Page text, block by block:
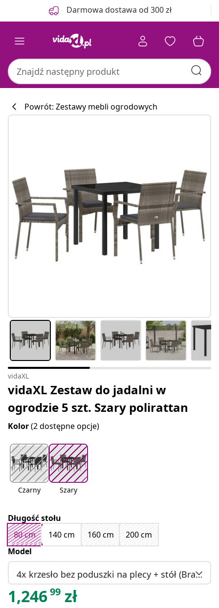
Darmowa dostawa od 300 zł
Powrót: Zestawy mebli ogrodowych
vidaXL
vidaXL Zestaw do jadalni w
ogrodzie 5 szt. Szary polirattan
Kolor(2 dostępne opcje)
Czarny Szary
Długość stołu
80 cm
140 cm 160 cm
200 cm
Model
4x krzesło bez poduszki na plecy + stół (Brak w magazynie)
1,24699 zł